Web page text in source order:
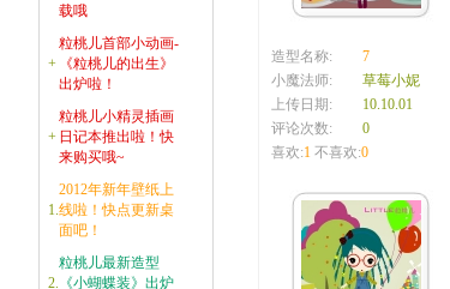
载哦
+
粒桃儿首部小动画-
《粒桃儿的出生》
出炉啦！
+
粒桃儿小精灵插画
日记本推出啦！快
来购买哦~
1.
2012年新年壁纸上
线啦！快点更新桌
面吧！
2.
粒桃儿最新造型
《小蝴蝶装》出炉
造型名称:
7
小魔法师:
草莓小妮
上传日期:
10.10.01
评论次数:
0
喜欢:1 不喜欢:0